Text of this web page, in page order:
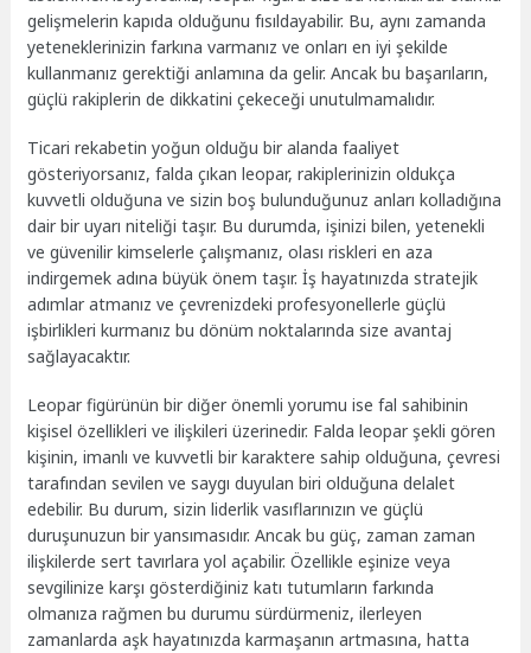
gelişmelerin kapıda olduğunu fısıldayabilir. Bu, aynı zamanda
yeteneklerinizin farkına varmanız ve onları en iyi şekilde
kullanmanız gerektiği anlamına da gelir. Ancak bu başarıların,
güçlü rakiplerin de dikkatini çekeceği unutulmamalıdır.
Ticari rekabetin yoğun olduğu bir alanda faaliyet
gösteriyorsanız, falda çıkan leopar, rakiplerinizin oldukça
kuvvetli olduğuna ve sizin boş bulunduğunuz anları kolladığına
dair bir uyarı niteliği taşır. Bu durumda, işinizi bilen, yetenekli
ve güvenilir kimselerle çalışmanız, olası riskleri en aza
indirgemek adına büyük önem taşır. İş hayatınızda stratejik
adımlar atmanız ve çevrenizdeki profesyonellerle güçlü
işbirlikleri kurmanız bu dönüm noktalarında size avantaj
sağlayacaktır.
Leopar figürünün bir diğer önemli yorumu ise fal sahibinin
kişisel özellikleri ve ilişkileri üzerinedir. Falda leopar şekli gören
kişinin, imanlı ve kuvvetli bir karaktere sahip olduğuna, çevresi
tarafından sevilen ve saygı duyulan biri olduğuna delalet
edebilir. Bu durum, sizin liderlik vasıflarınızın ve güçlü
duruşunuzun bir yansımasıdır. Ancak bu güç, zaman zaman
ilişkilerde sert tavırlara yol açabilir. Özellikle eşinize veya
sevgilinize karşı gösterdiğiniz katı tutumların farkında
olmanıza rağmen bu durumu sürdürmeniz, ilerleyen
zamanlarda aşk hayatınızda karmaşanın artmasına, hatta